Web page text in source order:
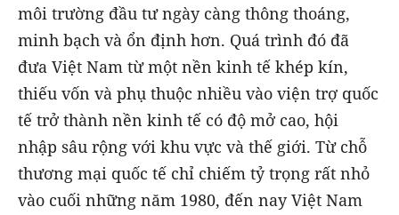
môi trường đầu tư ngày càng thông thoáng,
minh bạch và ổn định hơn. Quá trình đó đã
đưa Việt Nam từ một nền kinh tế khép kín,
thiếu vốn và phụ thuộc nhiều vào viện trợ quốc
tế trở thành nền kinh tế có độ mở cao, hội
nhập sâu rộng với khu vực và thế giới. Từ chỗ
thương mại quốc tế chỉ chiếm tỷ trọng rất nhỏ
vào cuối những năm 1980, đến nay Việt Nam